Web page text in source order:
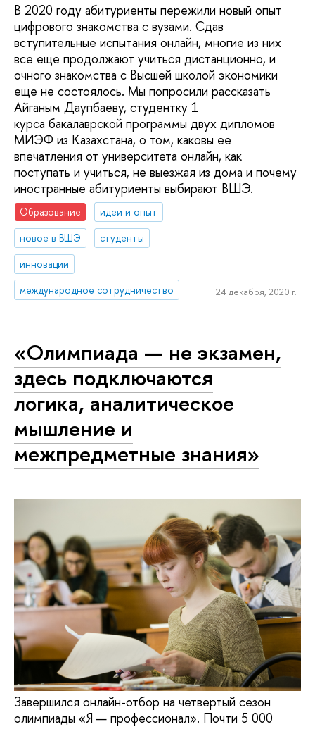
В 2020 году абитуриенты пережили новый опыт
цифрового знакомства с вузами. Сдав
вступительные испытания онлайн, многие из них
все еще продолжают учиться дистанционно, и
очного знакомства с Высшей школой экономики
еще не состоялось. Мы попросили рассказать
Айганым Даупбаеву, студентку 1
курса бакалаврской программы двух дипломов
МИЭФ из Казахстана, о том, каковы ее
впечатления от университета онлайн, как
поступать и учиться, не выезжая из дома и почему
иностранные абитуриенты выбирают ВШЭ.
Образование
идеи и опыт
новое в ВШЭ
студенты
инновации
международное сотрудничество
24 декабря, 2020 г.
«Олимпиада — не экзамен,
здесь подключаются
логика, аналитическое
мышление и
межпредметные знания»
Завершился онлайн-отбор на четвертый сезон
олимпиады «Я — профессионал». Почти 5 000